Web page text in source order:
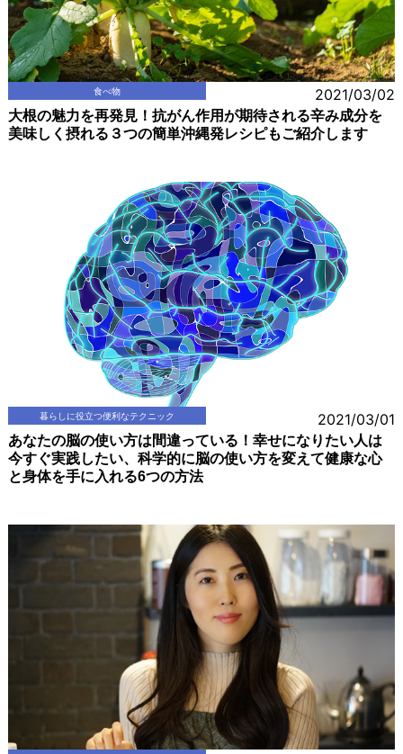
食べ物 2021/03/02
大根の魅力を再発見！抗がん作用が期待される辛み成分を
美味しく摂れる３つの簡単沖縄発レシピもご紹介します
暮らしに役立つ便利なテクニック 2021/03/01
あなたの脳の使い方は間違っている！幸せになりたい人は
今すぐ実践したい、科学的に脳の使い方を変えて健康な心
と身体を手に入れる6つの方法